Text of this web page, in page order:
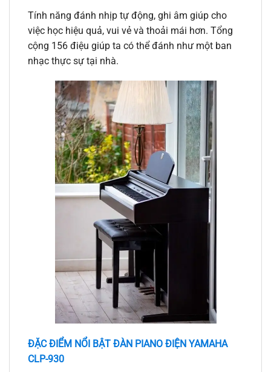
Tính năng đánh nhịp tự động, ghi âm giúp cho
việc học hiệu quả, vui vẻ và thoải mái hơn. Tổng
cộng 156 điệu giúp ta có thể đánh như một ban
nhạc thực sự tại nhà.
ĐẶC ĐIỂM NỔI BẬT ĐÀN PIANO ĐIỆN YAMAHA
CLP-930